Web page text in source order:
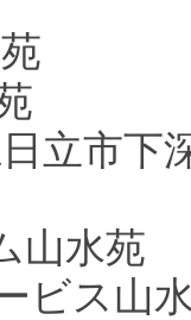
立市下
山水苑
ビス山